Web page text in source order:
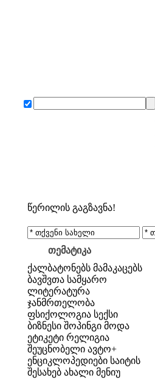
წერილის გაგზავნა!
თემატიკა
ქალბატონებს მამაკაცებს
ბავშვთა სამყარო
ლიტერატურა
ჯანმრთელობა
ფსიქოლოგია სექსი
ბიზნესი შოპინგი მოდა
ეტიკეტი რელიგია
შეუცნობელი ავტო+
ენციკლოპედიები საიტის
შესახებ ახალი მენიუ